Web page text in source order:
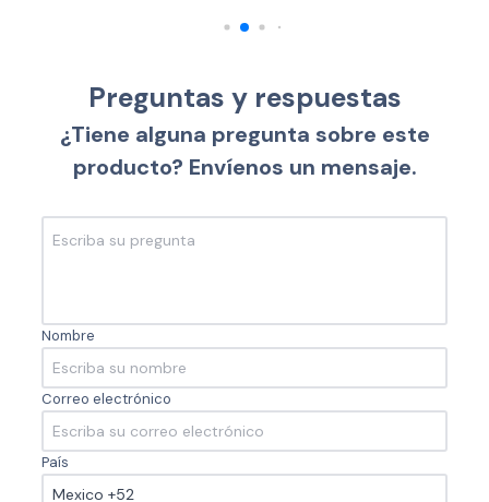
Preguntas y respuestas
¿Tiene alguna pregunta sobre este
producto? Envíenos un mensaje.
Nombre
Correo electrónico
País